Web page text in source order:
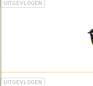
UITGEVLOGEN
UITGEVLOGEN